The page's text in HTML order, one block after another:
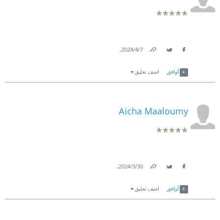
7‏/4‏/2024
.
أوافق اضف تعليق
Aicha Maaloumy
30‏/3‏/2024
.
أوافق اضف تعليق